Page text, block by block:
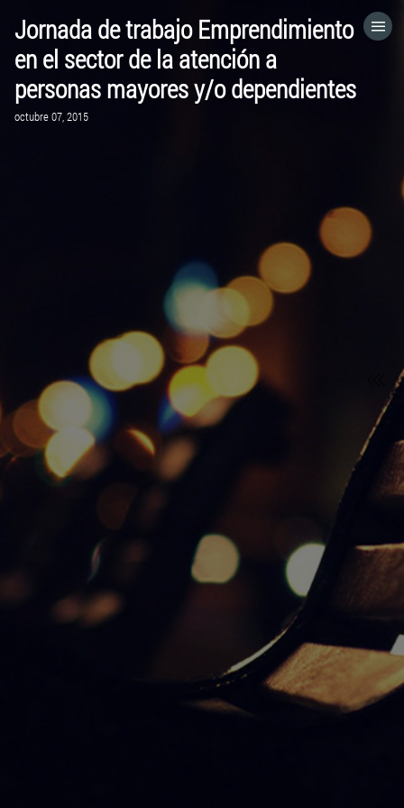
Jornada de trabajo Emprendimiento
en el sector de la atención a
personas mayores y/o dependientes
octubre 07, 2015
HOME
CATEGORÍAS